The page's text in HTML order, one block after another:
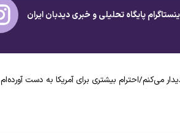
پایگاه تحلیلی و خبریدیدبان ایران
می‌کنم/احترام بیشتری برای آمریکا به دست‌ آورده‌ام